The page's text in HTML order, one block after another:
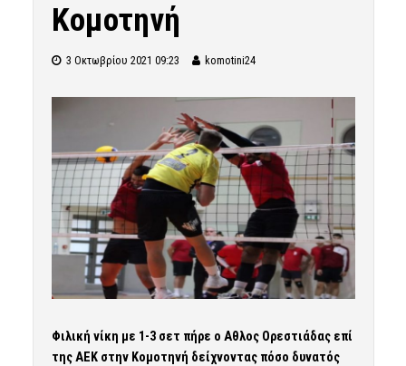
Κομοτηνή
3 Οκτωβρίου 2021 09:23 komotini24
Φιλική νίκη με 1-3 σετ πήρε ο Αθλος Ορεστιάδας επί
της ΑΕΚ στην Κομοτηνή δείχνοντας πόσο δυνατός